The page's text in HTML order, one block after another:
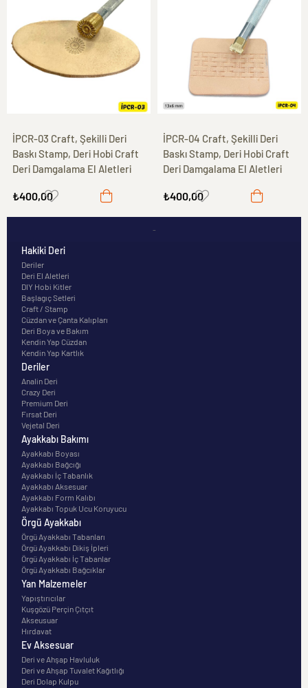
İPCR-03 Craft, Şekilli Deri
Baskı Stamp, Deri Hobi Craft
Deri Damgalama El Aletleri
₺400,00
İPCR-04 Craft, Şekilli Deri
Baskı Stamp, Deri Hobi Craft
Deri Damgalama El Aletleri
₺400,00
-
Hakiki Deri
Deriler
Deri El Aletleri
DIY Hobi Kitler
Başlagıç Setleri
Craft / Stamp
Cüzdan ve Çanta Kalıpları
Deri Boya ve Bakım
Kendin Yap Cüzdan
Kendin Yap Kartlık
Deriler
Analin Deri
Crazy Deri
Premium Deri
Fırsat Deri
Vejetal Deri
Ayakkabı Bakımı
Ayakkabı Boyası
Ayakkabı Bağcığı
Ayakkabı İç Tabanlık
Ayakkabı Aksesuar
Ayakkabı Form Kalıbı
Ayakkabı Topuk Ucu Koruyucu
Örgü Ayakkabı
Örgü Ayakkabı Tabanları
Örgü Ayakkabı Dikiş İpleri
Örgü Ayakkabı İç Tabanlar
Örgü Ayakkabı Bağcıklar
Yan Malzemeler
Yapıştırıcılar
Kuşgözü Perçin Çıtçıt
Akseusuar
Hırdavat
Ev Aksesuar
Deri ve Ahşap Havluluk
Deri ve Ahşap Tuvalet Kağıtlığı
Deri Dolap Kulpu